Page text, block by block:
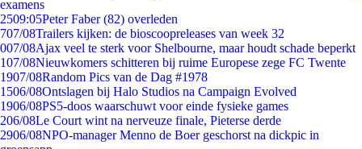
examens
2509:05Peter Faber (82) overleden
707/08Trailers kijken: de bioscoopreleases van week 32
007/08Ajax veel te sterk voor Shelbourne, maar houdt schade beperkt
107/08Nieuwkomers schitteren bij ruime Europese zege FC Twente
1907/08Random Pics van de Dag #1978
1506/08Ontslagen bij Halo Studios na Campaign Evolved
1906/08PS5-doos waarschuwt voor einde fysieke games
206/08Le Court wint na nerveuze finale, Pieterse derde
2906/08NPO-manager Menno de Boer geschorst na dickpic in